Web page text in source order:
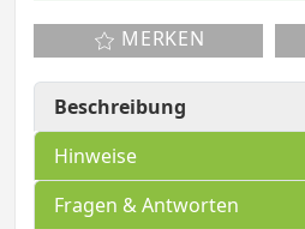
MERKEN
Beschreibung
Hinweise
Fragen & Antworten